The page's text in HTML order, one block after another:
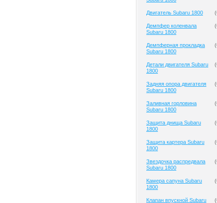
Двигатель Subaru 1800 (
Демпфер коленвала
Subaru 1800
(
Демпферная прокладка
Subaru 1800
(
Детали двигателя Subaru
1800
(
Задняя опора двигателя
Subaru 1800
(
Заливная горловина
Subaru 1800
(
Защита днища Subaru
1800
(
Защита картера Subaru
1800
(
Звездочка распредвала
Subaru 1800
(
Камера сапуна Subaru
1800
(
Клапан впускной Subaru (